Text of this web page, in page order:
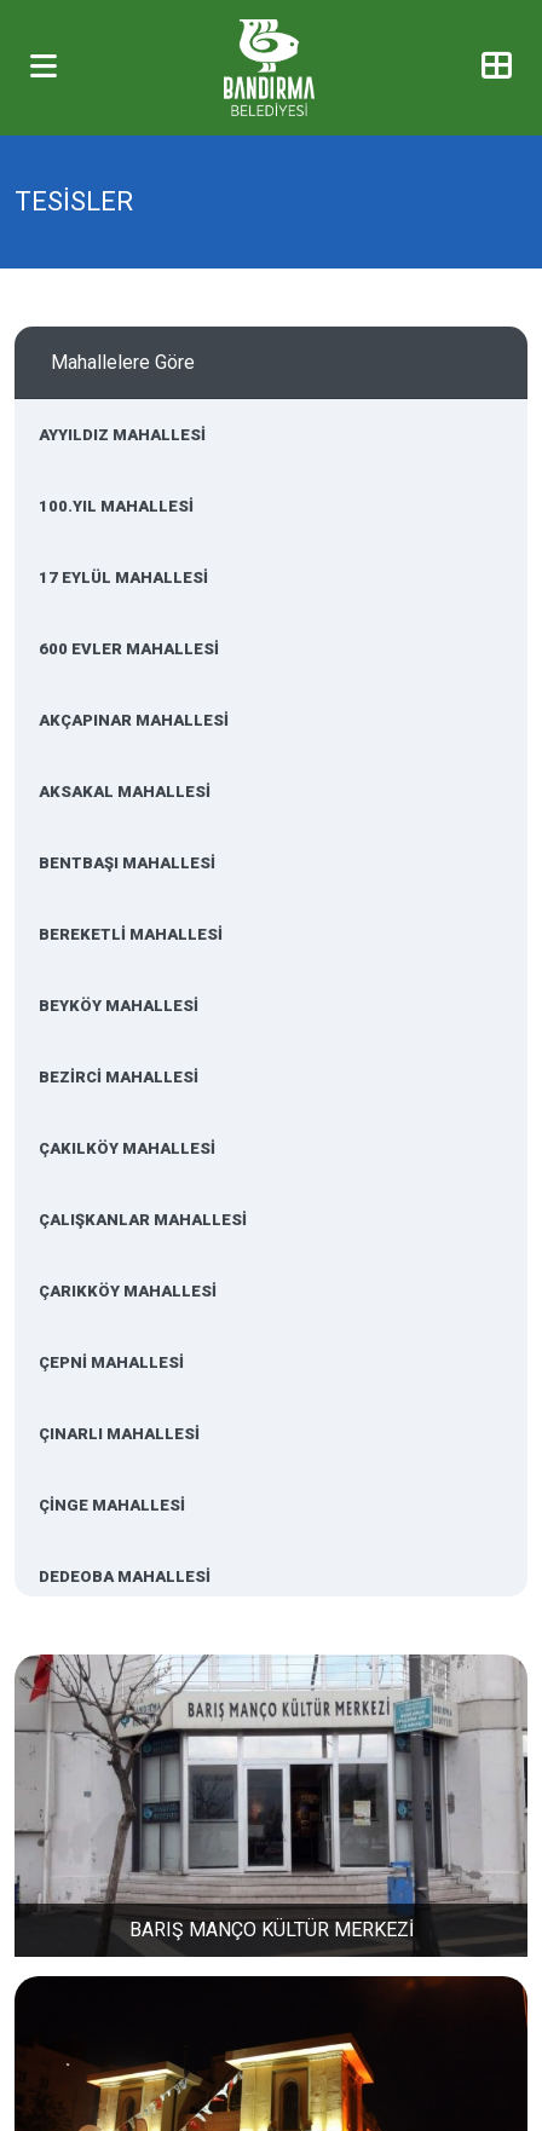
TESİSLER
Mahallelere Göre
AYYILDIZ MAHALLESİ
100.YIL MAHALLESİ
17 EYLÜL MAHALLESİ
600 EVLER MAHALLESİ
AKÇAPINAR MAHALLESİ
AKSAKAL MAHALLESİ
BENTBAŞI MAHALLESİ
BEREKETLİ MAHALLESİ
BEYKÖY MAHALLESİ
BEZİRCİ MAHALLESİ
ÇAKILKÖY MAHALLESİ
ÇALIŞKANLAR MAHALLESİ
ÇARIKKÖY MAHALLESİ
ÇEPNİ MAHALLESİ
ÇINARLI MAHALLESİ
ÇİNGE MAHALLESİ
DEDEOBA MAHALLESİ
DOĞA MAHALLESİ
DOĞANPINAR MAHALLESİ
DOĞRUCA MAHALLESİ
DUTLİMAN MAHALLESİ
EMRE MAHALLESİ
BARIŞ MANÇO KÜLTÜR MERKEZİ